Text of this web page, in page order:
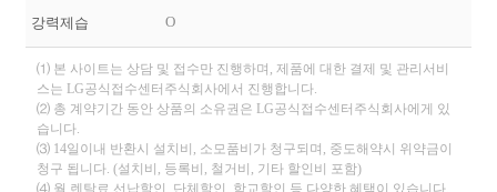
강력제습
O
⑴ 본 사이트는 상담 및 접수만 진행하며, 제품에 대한 결제 및 관리서비
스는 LG공식접수센터주식회사에서 진행합니다.
⑵ 총 계약기간 동안 상품의 소유권은 LG공식접수센터주식회사에게 있
습니다.
⑶ 14일이내 반환시 설치비, 소모품비가 청구되며, 중도해약시 위약금이
청구 됩니다. (설치비, 등록비, 철거비, 기타 할인비 포함)